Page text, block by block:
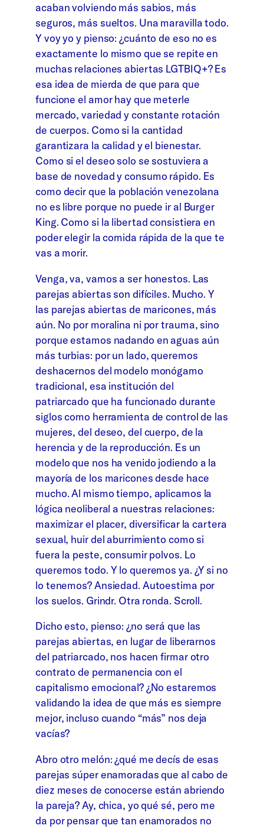
acaban volviendo más sabios, más
seguros, más sueltos. Una maravilla todo.
Y voy yo y pienso: ¿cuánto de eso no es
exactamente lo mismo que se repite en
muchas relaciones abiertas LGTBIQ+? Es
esa idea de mierda de que para que
funcione el amor hay que meterle
mercado, variedad y constante rotación
de cuerpos. Como si la cantidad
garantizara la calidad y el bienestar.
Como si el deseo solo se sostuviera a
base de novedad y consumo rápido. Es
como decir que la población venezolana
no es libre porque no puede ir al Burger
King. Como si la libertad consistiera en
poder elegir la comida rápida de la que te
vas a morir.
Venga, va, vamos a ser honestos. Las
parejas abiertas son difíciles. Mucho. Y
las parejas abiertas de maricones, más
aún. No por moralina ni por trauma, sino
porque estamos nadando en aguas aún
más turbias: por un lado, queremos
deshacernos del modelo monógamo
tradicional, esa institución del
patriarcado que ha funcionado durante
siglos como herramienta de control de las
mujeres, del deseo, del cuerpo, de la
herencia y de la reproducción. Es un
modelo que nos ha venido jodiendo a la
mayoría de los maricones desde hace
mucho. Al mismo tiempo, aplicamos la
lógica neoliberal a nuestras relaciones:
maximizar el placer, diversificar la cartera
sexual, huir del aburrimiento como si
fuera la peste, consumir polvos. Lo
queremos todo. Y lo queremos ya. ¿Y si no
lo tenemos? Ansiedad. Autoestima por
los suelos. Grindr. Otra ronda. Scroll.
Dicho esto, pienso: ¿no será que las
parejas abiertas, en lugar de liberarnos
del patriarcado, nos hacen firmar otro
contrato de permanencia con el
capitalismo emocional? ¿No estaremos
validando la idea de que más es siempre
mejor, incluso cuando “más” nos deja
vacías?
Abro otro melón: ¿qué me decís de esas
parejas súper enamoradas que al cabo de
diez meses de conocerse están abriendo
la pareja? Ay, chica, yo qué sé, pero me
da por pensar que tan enamorados no